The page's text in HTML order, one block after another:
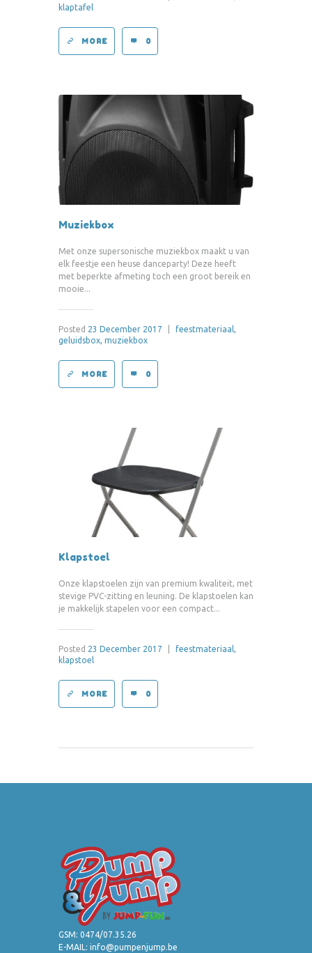
klaptafel
MORE 0
Muziekbox
Met onze supersonische muziekbox maakt u van
elk feestje een heuse danceparty! Deze heeft
met beperkte afmeting toch een groot bereik en
mooie...
Posted 23 December 2017
feestmateriaal,
geluidsbox, muziekbox
MORE 0
Klapstoel
Onze klapstoelen zijn van premium kwaliteit, met
stevige PVC-zitting en leuning. De klapstoelen kan
je makkelijk stapelen voor een compact...
Posted 23 December 2017
feestmateriaal,
klapstoel
MORE 0
GSM: 0474/07.35.26
E-MAIL: info@pumpenjump.be